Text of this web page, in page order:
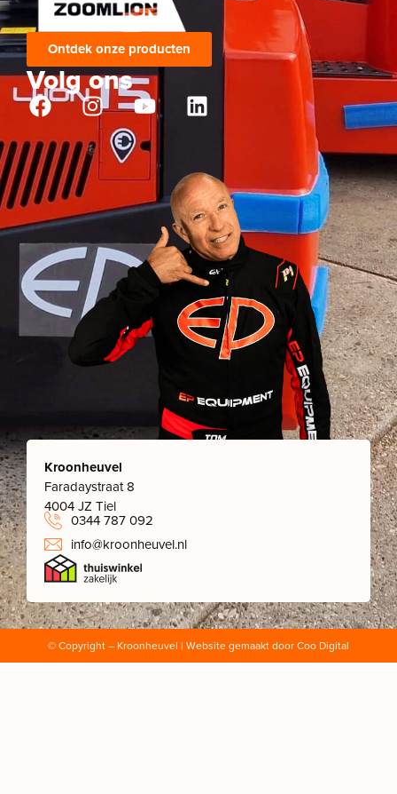
Ontdek onze producten
Volg ons
Kroonheuvel
Faradaystraat 8
4004 JZ Tiel
0344 787 092
info@kroonheuvel.nl
© Copyright– Kroonheuvel | Website gemaakt doorCoo Digital